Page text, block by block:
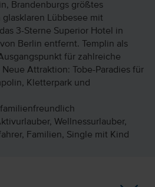
Brandenburgs größtes
Lübbesee mit
3-Sterne Superior Hotel in
Berlin entfernt. Templin als
für zahlreiche
Attraktion: Tobe-Paradies für
Kletterpark und
Wellnessurlauber,
Familien, Single mit Kind